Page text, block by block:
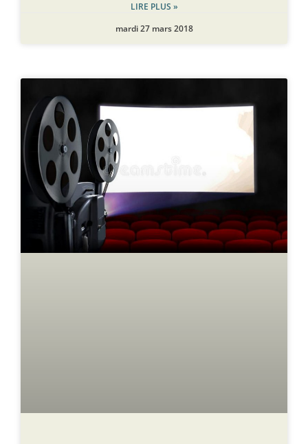
LIRE PLUS »
mardi 27 mars 2018